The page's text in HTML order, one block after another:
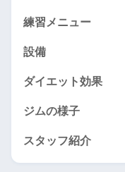
練習メニュー
設備
ダイエット効果
ジムの様子
スタッフ紹介